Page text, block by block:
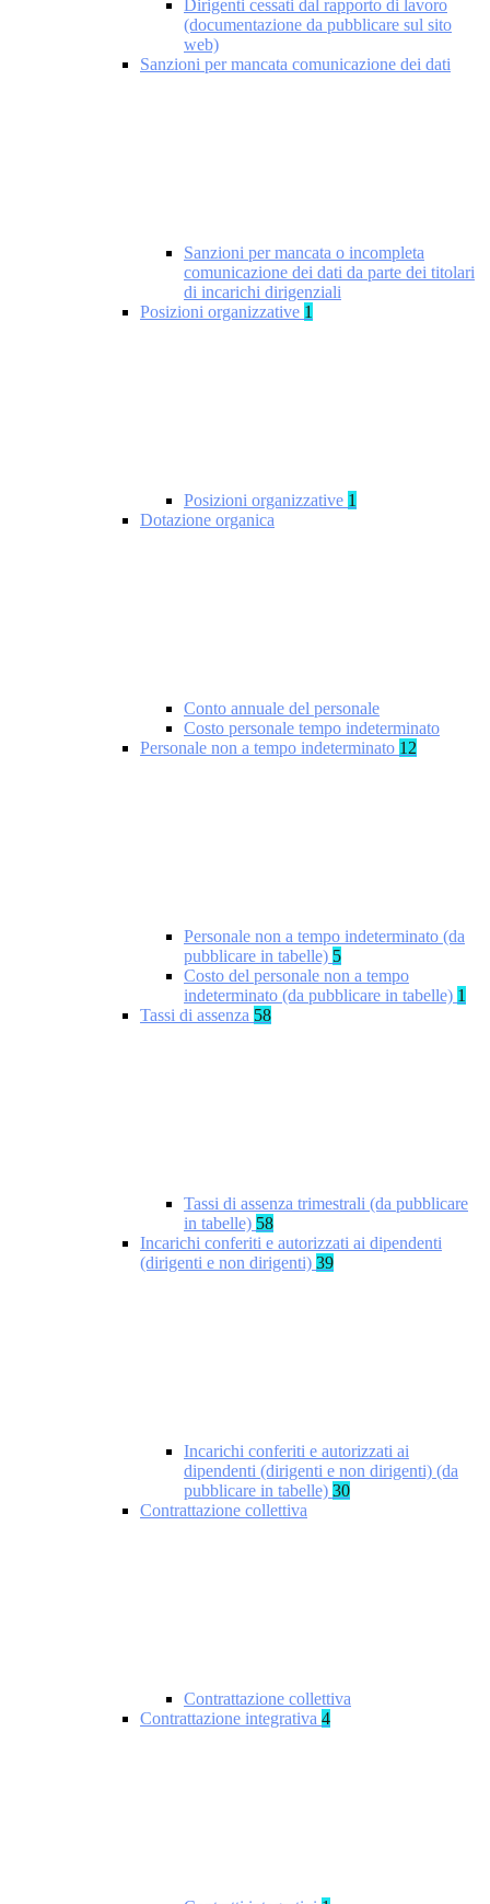
Dirigenti cessati dal rapporto di lavoro
(documentazione da pubblicare sul sito
web)
Sanzioni per mancata comunicazione dei dati
Sanzioni per mancata o incompleta
comunicazione dei dati da parte dei titolari
di incarichi dirigenziali
Posizioni organizzative 1
Posizioni organizzative 1
Dotazione organica
Conto annuale del personale
Costo personale tempo indeterminato
Personale non a tempo indeterminato 12
Personale non a tempo indeterminato (da
pubblicare in tabelle) 5
Costo del personale non a tempo
indeterminato (da pubblicare in tabelle) 1
Tassi di assenza 58
Tassi di assenza trimestrali (da pubblicare
in tabelle) 58
Incarichi conferiti e autorizzati ai dipendenti
(dirigenti e non dirigenti) 39
Incarichi conferiti e autorizzati ai
dipendenti (dirigenti e non dirigenti) (da
pubblicare in tabelle) 30
Contrattazione collettiva
Contrattazione collettiva
Contrattazione integrativa 4